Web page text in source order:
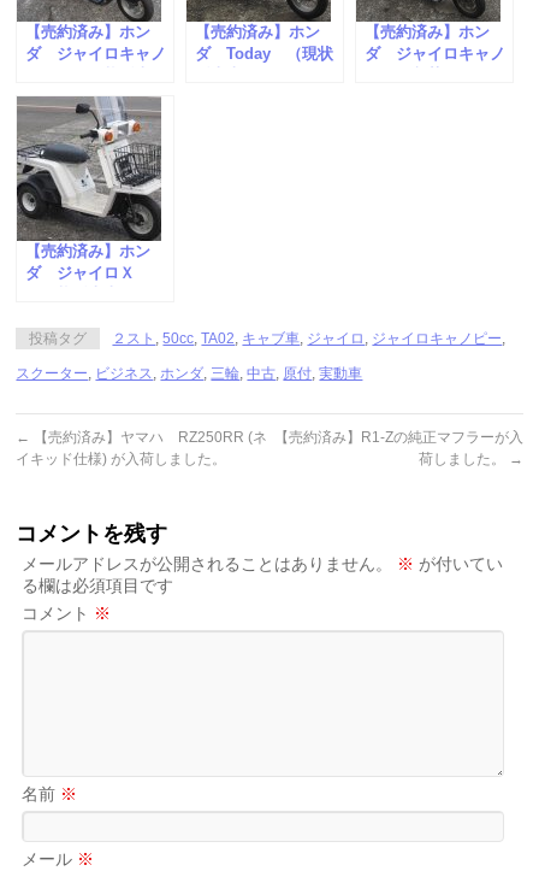
【売約済み】ホン
ダ ジャイロキャノ
車）
【売約済み】ホン
ダ Today （現状
【売約済み】ホン
ダ ジャイロキャノ
【売約済み】ホン
ダ ジャイロＸ
投稿タグ ２スト ,50cc,TA02, キャブ車, ジャイロ , ジャイロキャノピー,
スクーター, ビジネス,ホンダ, 三輪,中古, 原付,実動車
←
【売約済み】ヤマハ RZ250RR (ネ
イキッド仕様) が入荷しました。
【売約済み】R1-Zの純正マフラーが入
荷しました。
→
コメントを残す
メールアドレスが公開されることはありません。 ※ が付いてい
る欄は必須項目です
コメント ※
名前 ※
メール ※